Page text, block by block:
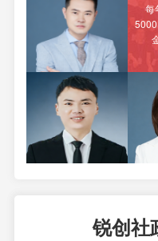
每
锐创社